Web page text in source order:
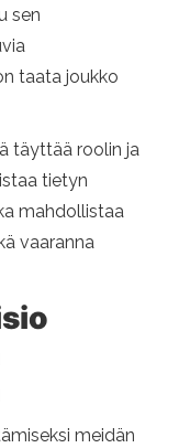
sen
taata joukko
täyttää roolin ja
tietyn
mahdollistaa
vaaranna
meidän